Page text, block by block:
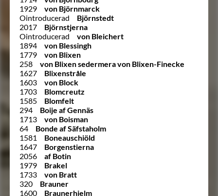
1929
von Björnmarck
Ointroducerad
Björnstedt
2017
Björnstjerna
Ointroducerad
von Bleichert
1894
von Blessingh
1779
von Blixen
258
von Blixen sedermera von Blixen-Finecke
1627
Blixenstråle
1603
von Block
1703
Blomcreutz
1585
Blomfelt
294
Boije af Gennäs
1713
von Boisman
64
Bonde af Säfstaholm
1581
Boneauschiöld
1647
Borgenstierna
2056
af Botin
1979
Brakel
1733
von Bratt
320
Brauner
1600
Braunerhielm